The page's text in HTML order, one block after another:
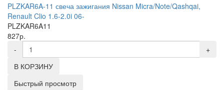
PLZKAR6A-11 свеча зажигания Nissan Micra/Note/Qashqai,
Renault Clio 1.6-2.0i 06-
PLZKAR6A11
827р.
-
+
В КОРЗИНУ
Быстрый просмотр